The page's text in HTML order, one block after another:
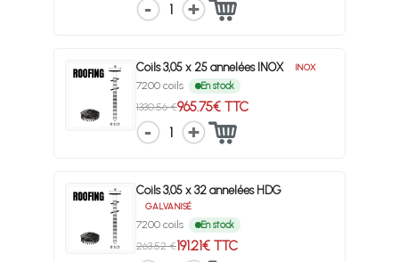
1
Coils 3,05 x 25 annelées INOX INOX
7200 coils En stock
1330.56 €965.75€ TTC
1
Coils 3,05 x 32 annelées HDG
GALVANISÉ
7200 coils En stock
263.52 €191.21€ TTC